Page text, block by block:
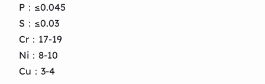
P：≤0.045
S：≤0.03
Cr：17-19
Ni：8-10
Cu：3-4